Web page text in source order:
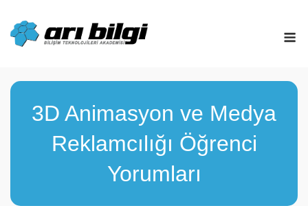
content
3D Animasyon ve Medya
Reklamcılığı Öğrenci
Yorumları